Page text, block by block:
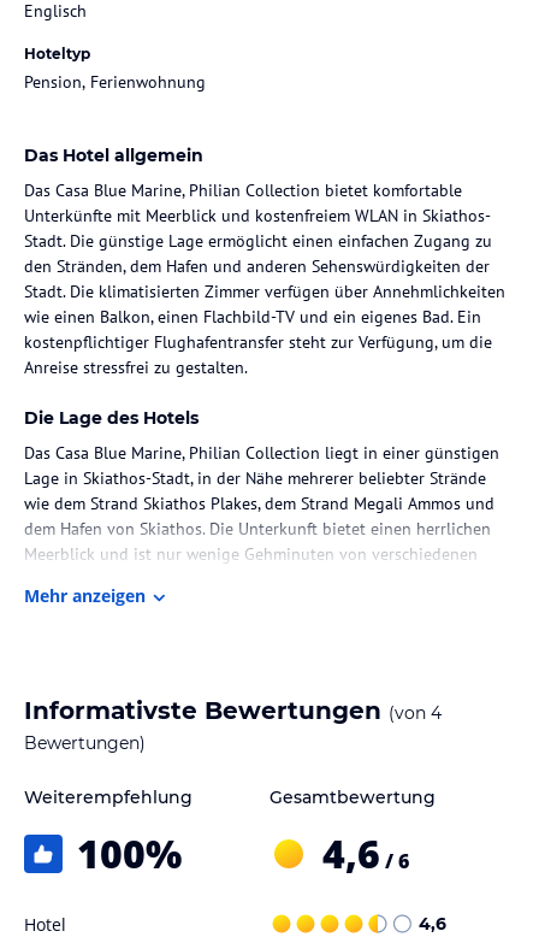
Englisch
Hoteltyp
Pension, Ferienwohnung
Das Hotel allgemein
Das Casa Blue Marine, Philian Collection bietet komfortable
Unterkünfte mit Meerblick und kostenfreiem WLAN in Skiathos-
Stadt. Die günstige Lage ermöglicht einen einfachen Zugang zu
den Stränden, dem Hafen und anderen Sehenswürdigkeiten der
Stadt. Die klimatisierten Zimmer verfügen über Annehmlichkeiten
wie einen Balkon, einen Flachbild-TV und ein eigenes Bad. Ein
kostenpflichtiger Flughafentransfer steht zur Verfügung, um die
Anreise stressfrei zu gestalten.
Die Lage des Hotels
Das Casa Blue Marine, Philian Collection liegt in einer günstigen
Lage in Skiathos-Stadt, in der Nähe mehrerer beliebter Strände
wie dem Strand Skiathos Plakes, dem Strand Megali Ammos und
dem Hafen von Skiathos. Die Unterkunft bietet einen herrlichen
Meerblick und ist nur wenige Gehminuten von verschiedenen
Der Strand Vassilias ist nur 2,8 km entfernt und das Haus
Zimmer / Unterbringung im Hotel
sind komfortabel und bieten einen angenehmen Aufenthalt. Jedes
bietet. Zur Ausstattung gehören auch ein Flachbild-TV und ein
eigenes Bad mit Dusche und kostenfreien Pflegeprodukten. Die
einen angenehmen Aufenthalt benötigen.
Mehr anzeigen
Informativste Bewertungen (von 4
Bewertungen)
Weiterempfehlung
100%
Gesamtbewertung
4,6 / 6
Hotel 4,6